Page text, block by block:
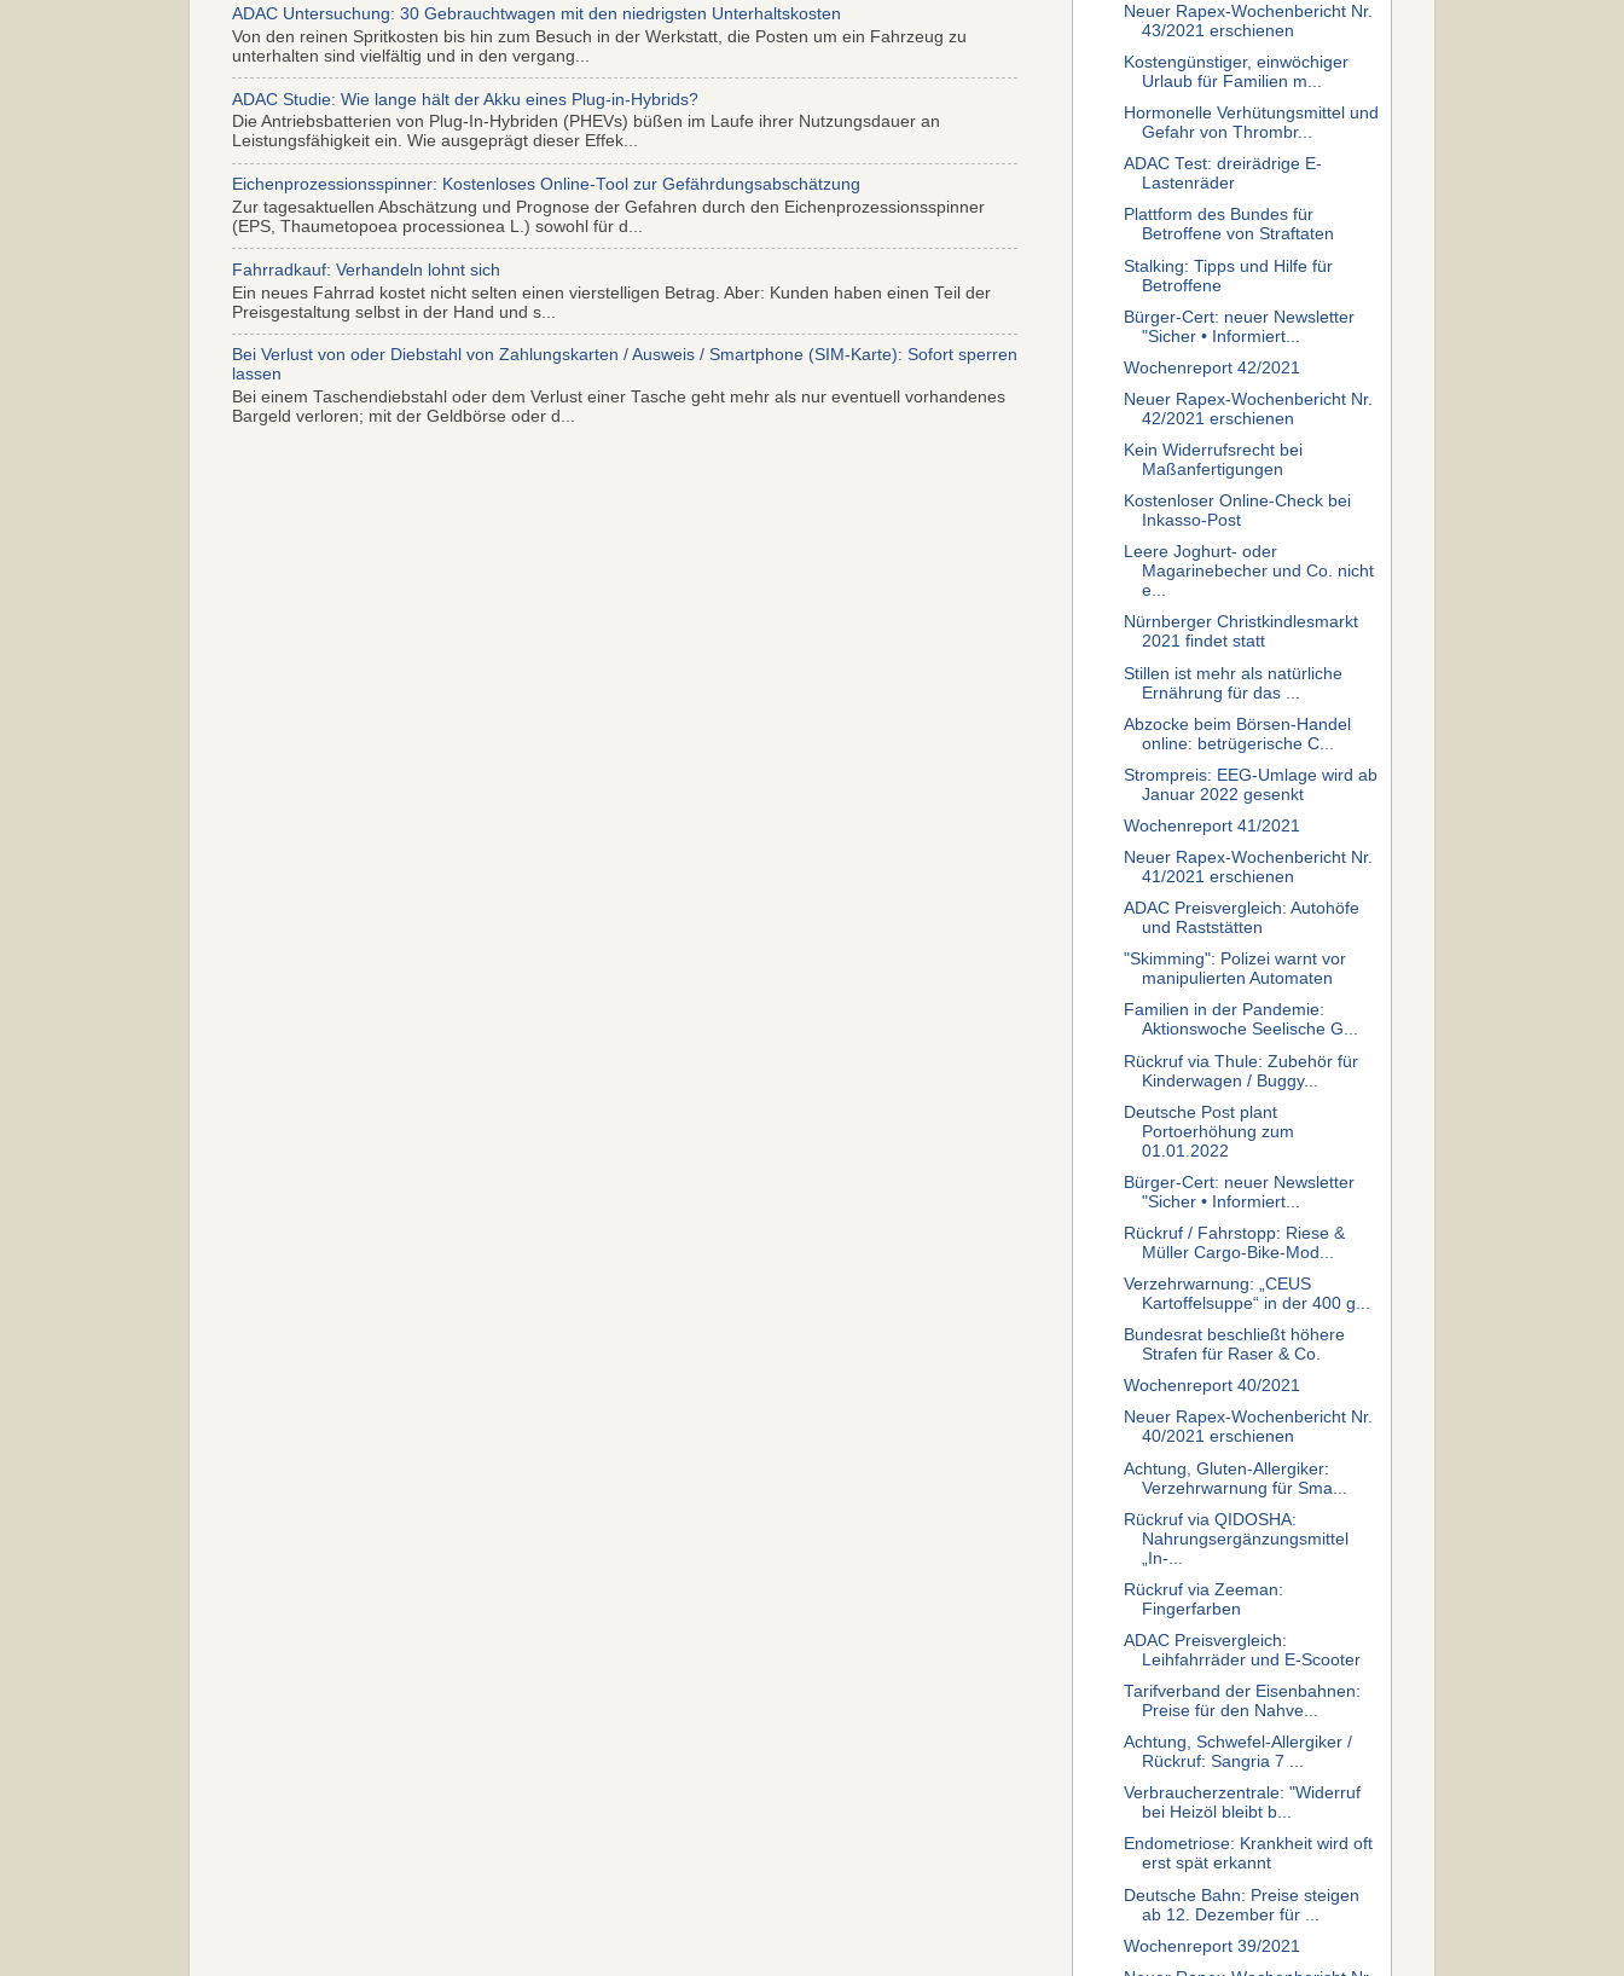
ADAC Untersuchung: 30 Gebrauchtwagen mit den niedrigsten Unterhaltskosten
Von den reinen Spritkosten bis hin zum Besuch in der Werkstatt, die Posten um ein Fahrzeug zu
unterhalten sind vielfältig und in den vergang...
ADAC Studie: Wie lange hält der Akku eines Plug-in-Hybrids?
Die Antriebsbatterien von Plug-In-Hybriden (PHEVs) büßen im Laufe ihrer Nutzungsdauer an
Leistungsfähigkeit ein. Wie ausgeprägt dieser Effek...
Eichenprozessionsspinner: Kostenloses Online-Tool zur Gefährdungsabschätzung
Zur tagesaktuellen Abschätzung und Prognose der Gefahren durch den Eichenprozessionsspinner
(EPS, Thaumetopoea processionea L.) sowohl für d...
Fahrradkauf: Verhandeln lohnt sich
Ein neues Fahrrad kostet nicht selten einen vierstelligen Betrag. Aber: Kunden haben einen Teil der
Preisgestaltung selbst in der Hand und s...
Bei Verlust von oder Diebstahl von Zahlungskarten / Ausweis / Smartphone (SIM-Karte): Sofort sperren
lassen
Bei einem Taschendiebstahl oder dem Verlust einer Tasche geht mehr als nur eventuell vorhandenes
Bargeld verloren; mit der Geldbörse oder d...
Neuer Rapex-Wochenbericht Nr.
43/2021 erschienen
Kostengünstiger, einwöchiger
Urlaub für Familien m...
Hormonelle Verhütungsmittel und
Gefahr von Thrombr...
ADAC Test: dreirädrige E-
Lastenräder
Plattform des Bundes für
Betroffene von Straftaten
Stalking: Tipps und Hilfe für
Betroffene
Bürger-Cert: neuer Newsletter
"Sicher • Informiert...
Wochenreport 42/2021
Neuer Rapex-Wochenbericht Nr.
42/2021 erschienen
Kein Widerrufsrecht bei
Maßanfertigungen
Kostenloser Online-Check bei
Inkasso-Post
Leere Joghurt- oder
Magarinebecher und Co. nicht
e...
Nürnberger Christkindlesmarkt
2021 findet statt
Stillen ist mehr als natürliche
Ernährung für das ...
Abzocke beim Börsen-Handel
online: betrügerische C...
Strompreis: EEG-Umlage wird ab
Januar 2022 gesenkt
Wochenreport 41/2021
Neuer Rapex-Wochenbericht Nr.
41/2021 erschienen
ADAC Preisvergleich: Autohöfe
und Raststätten
"Skimming": Polizei warnt vor
manipulierten Automaten
Familien in der Pandemie:
Aktionswoche Seelische G...
Rückruf via Thule: Zubehör für
Kinderwagen / Buggy...
Deutsche Post plant
Portoerhöhung zum
01.01.2022
Bürger-Cert: neuer Newsletter
"Sicher • Informiert...
Rückruf / Fahrstopp: Riese &
Müller Cargo-Bike-Mod...
Verzehrwarnung: „CEUS
Kartoffelsuppe“ in der 400 g...
Bundesrat beschließt höhere
Strafen für Raser & Co.
Wochenreport 40/2021
Neuer Rapex-Wochenbericht Nr.
40/2021 erschienen
Achtung, Gluten-Allergiker:
Verzehrwarnung für Sma...
Rückruf via QIDOSHA:
Nahrungsergänzungsmittel
„In-...
Rückruf via Zeeman:
Fingerfarben
ADAC Preisvergleich:
Leihfahrräder und E-Scooter
Tarifverband der Eisenbahnen:
Preise für den Nahve...
Achtung, Schwefel-Allergiker /
Rückruf: Sangria 7 ...
Verbraucherzentrale: "Widerruf
bei Heizöl bleibt b...
Endometriose: Krankheit wird oft
erst spät erkannt
Deutsche Bahn: Preise steigen
ab 12. Dezember für ...
Wochenreport 39/2021